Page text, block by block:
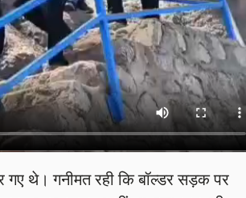
गए थे। गनीमत रही कि बॉल्डर सड़क पर